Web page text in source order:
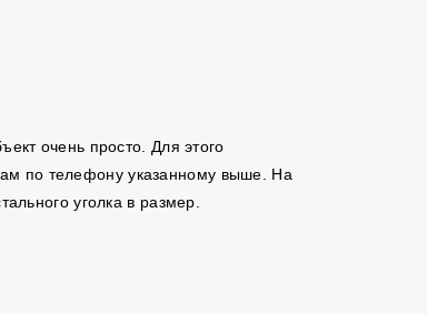
очень просто. Для этого
по телефону указанному выше. На
уголка в размер.